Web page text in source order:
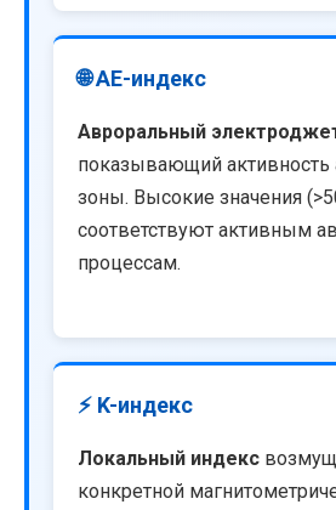
🌐 AE-индекс
Авроральный
показывающий активность
зоны. Высокие значения
соответствуют активным
процессам.
⚡ K-индекс
Локальный индекс
конкретной